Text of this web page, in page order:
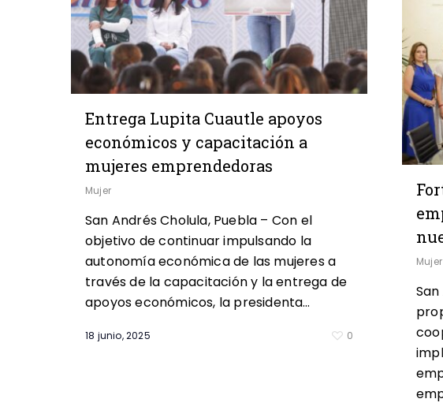
Entrega Lupita Cuautle apoyos
económicos y capacitación a
mujeres emprendedoras
Mujer
San Andrés Cholula, Puebla – Con el
objetivo de continuar impulsando la
autonomía económica de las mujeres a
través de la capacitación y la entrega de
apoyos económicos, la presidenta…
18 junio, 2025 0
Mujer